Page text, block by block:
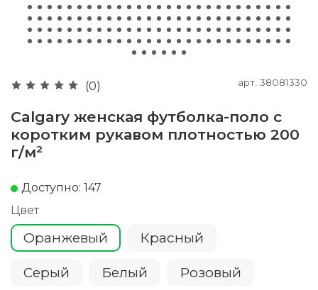
(0) арт. 38081330
Calgary женская футболка-поло с
коротким рукавом плотностью 200
г/м²
Доступно: 147
Цвет
Оранжевый Красный
Серый Белый Розовый